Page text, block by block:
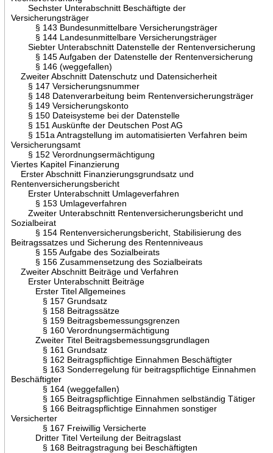
Sechster Unterabschnitt Beschäftigte der
Versicherungsträger
§ 143 Bundesunmittelbare Versicherungsträger
§ 144 Landesunmittelbare Versicherungsträger
Siebter Unterabschnitt Datenstelle der Rentenversicherung
§ 145 Aufgaben der Datenstelle der Rentenversicherung
§ 146 (weggefallen)
Zweiter Abschnitt Datenschutz und Datensicherheit
§ 147 Versicherungsnummer
§ 148 Datenverarbeitung beim Rentenversicherungsträger
§ 149 Versicherungskonto
§ 150 Dateisysteme bei der Datenstelle
§ 151 Auskünfte der Deutschen Post AG
§ 151a Antragstellung im automatisierten Verfahren beim
Versicherungsamt
§ 152 Verordnungsermächtigung
Viertes Kapitel Finanzierung
Erster Abschnitt Finanzierungsgrundsatz und
Rentenversicherungsbericht
Erster Unterabschnitt Umlageverfahren
§ 153 Umlageverfahren
Zweiter Unterabschnitt Rentenversicherungsbericht und
Sozialbeirat
§ 154 Rentenversicherungsbericht, Stabilisierung des
Beitragssatzes und Sicherung des Rentenniveaus
§ 155 Aufgabe des Sozialbeirats
§ 156 Zusammensetzung des Sozialbeirats
Zweiter Abschnitt Beiträge und Verfahren
Erster Unterabschnitt Beiträge
Erster Titel Allgemeines
§ 157 Grundsatz
§ 158 Beitragssätze
§ 159 Beitragsbemessungsgrenzen
§ 160 Verordnungsermächtigung
Zweiter Titel Beitragsbemessungsgrundlagen
§ 161 Grundsatz
§ 162 Beitragspflichtige Einnahmen Beschäftigter
§ 163 Sonderregelung für beitragspflichtige Einnahmen
Beschäftigter
§ 164 (weggefallen)
§ 165 Beitragspflichtige Einnahmen selbständig Tätiger
§ 166 Beitragspflichtige Einnahmen sonstiger
Versicherter
§ 167 Freiwillig Versicherte
Dritter Titel Verteilung der Beitragslast
§ 168 Beitragstragung bei Beschäftigten